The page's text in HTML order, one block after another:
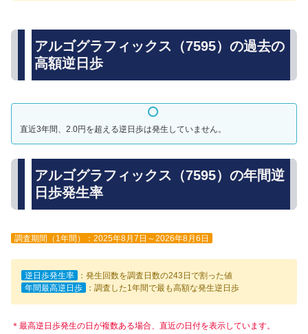
アルゴグラフィックス（7595）の過去の
高額逆日歩
直近3年間、2.0円を超える逆日歩は発生していません。
アルゴグラフィックス（7595）の年間逆
日歩発生率
調査期間（1年間）：2025年8月7日～2026年8月6日
逆日歩発生率
：発生回数を調査日数の243日で割った値
年間最高逆日歩
：調査した1年間で最も高額な発生逆日歩
＊最高逆日歩発生の日が複数ある場合、直近の日付を表示しています。